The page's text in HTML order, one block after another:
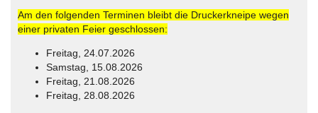
Am den folgenden Terminen bleibt die Druckerkneipe wegen
einer privaten Feier geschlossen:
Freitag, 24.07.2026
Samstag, 15.08.2026
Freitag, 21.08.2026
Freitag, 28.08.2026